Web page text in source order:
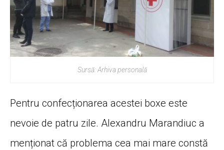
Sursă: Arhiva personală
Pentru confecționarea acestei boxe este
nevoie de patru zile. Alexandru Marandiuc a
menționat că problema cea mai mare constă